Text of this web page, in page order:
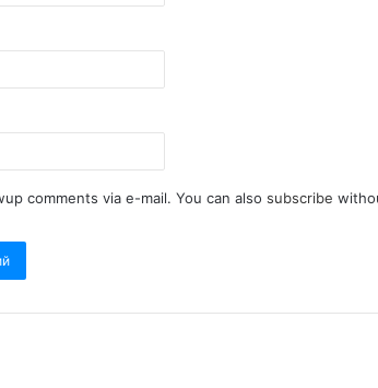
comments via e-mail. You can also subscribe